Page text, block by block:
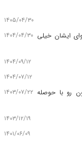
۱۴۰۵/۰۴/۳۰
ایشان خیلی ۱۴۰۴/۰۴/۳۰
۱۴۰۴/۰۹/۱۲
۱۴۰۴/۰۷/۱۲
رو با حوصله ۱۴۰۳/۰۷/۲۲
۱۴۰۳/۱۲/۱۹
۱۴۰۱/۰۶/۰۹